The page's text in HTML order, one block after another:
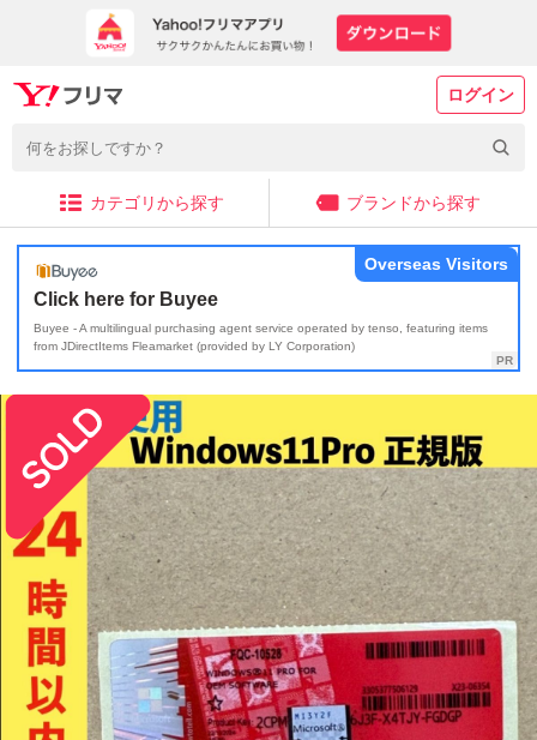
ログイン
カテゴリから探す ブランドから探す
Click here for Buyee
Buyee - A multilingual purchasing agent service operated by tenso, featuring items
from JDirectItems Fleamarket (provided by LY Corporation)
Overseas Visitors